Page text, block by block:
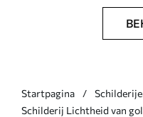
Startpagina
Schilderij Lichtheid van